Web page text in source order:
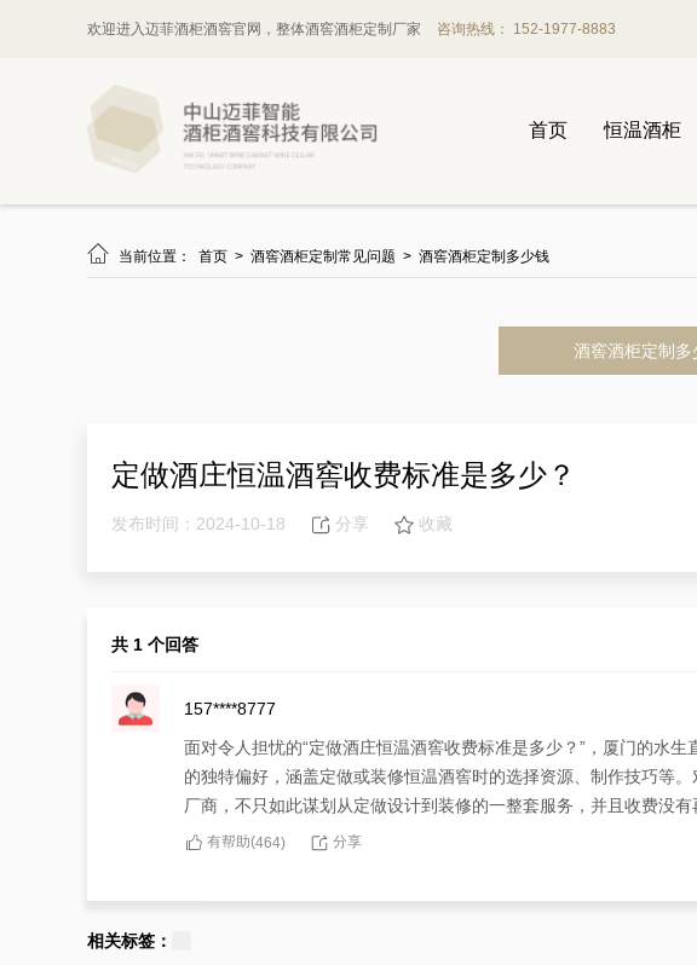
欢迎进入迈菲酒柜酒窖官网，整体酒窖酒柜定制厂家 咨询热线： 152-1977-8883
首页 恒温酒柜
 当前位置： 首页 > 酒窖酒柜定制常见问题 > 酒窖酒柜定制多少钱
酒窖酒柜定制多
定做酒庄恒温酒窖收费标准是多少？
发布时间：2024-10-18 分享 收藏
共 1 个回答
157****8777
面对令人担忧的“定做酒庄恒温酒窖收费标准是多少？”，厦门的水
的独特偏好，涵盖定做或装修恒温酒窖时的选择资源、制作技巧等
厂商，不只如此谋划从定做设计到装修的一整套服务，并且收费没有
有帮助(464) 分享
相关标签：